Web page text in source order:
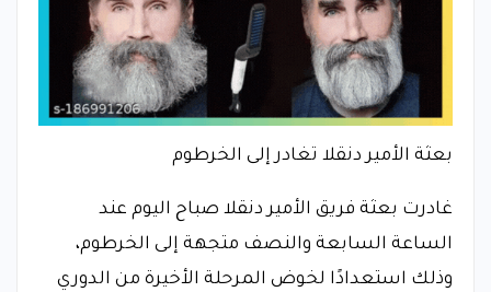
بعثة الأمير دنقلا تغادر إلى الخرطوم
غادرت بعثة فريق الأمير دنقلا صباح اليوم عند
الساعة السابعة والنصف متجهة إلى الخرطوم،
وذلك استعدادًا لخوض المرحلة الأخيرة من الدوري